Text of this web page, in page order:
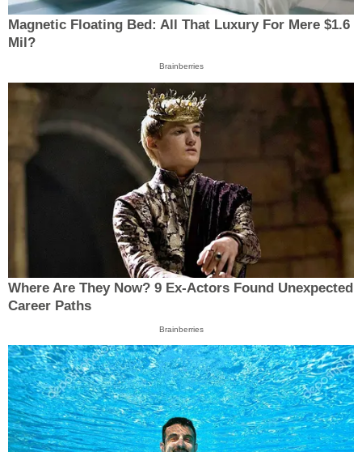
Magnetic Floating Bed: All That Luxury For Mere $1.6
Mil?
Brainberries
Where Are They Now? 9 Ex-Actors Found Unexpected
Career Paths
Brainberries